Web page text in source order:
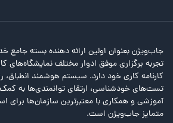
جاب‌ویژن بعنوان اولین ارائه دهنده بسته جامع
تجربه برگزاری موفق ادوار مختلف نمایشگاه‌های
کارنامه کاری خود دارد. سیستم هوشمند انطباق،
تست‌های خودشناسی، ارتقای توانمندی‌ها به
آموزشی و همکاری با معتبرترین سازمان‌ها برای
متمایز جاب‌ویژن است.